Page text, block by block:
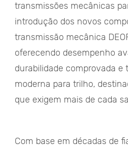
transmissões mecânicas
introdução dos novos
transmissão mecânica
oferecendo desempenho
durabilidade comprovada e
moderna para trilho,
que exigem mais de cada
Com base em décadas de